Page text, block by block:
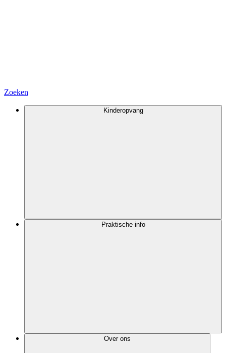
Zoeken
Kinderopvang
Praktische info
Over ons